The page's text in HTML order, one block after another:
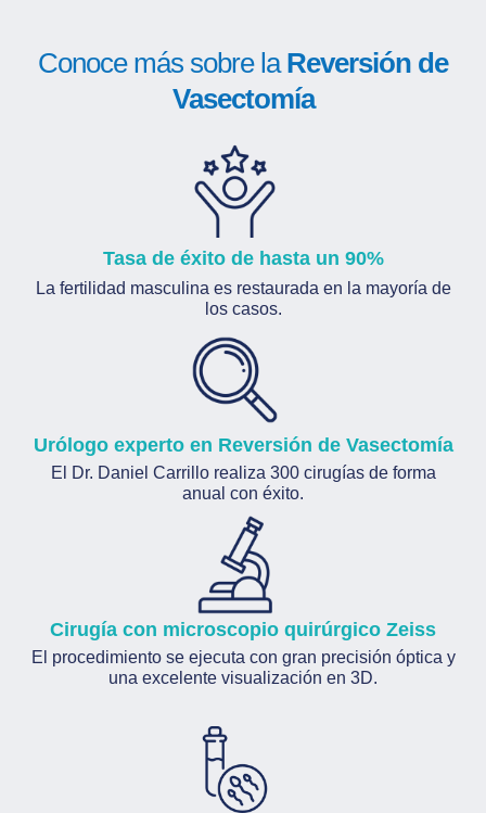
Conoce más sobre laReversión de
Vasectomía
Tasa de éxito de hasta un 90%
La fertilidad masculina es restaurada en la mayoría de
los casos.
Urólogo experto en Reversión de Vasectomía
El Dr. Daniel Carrillo realiza 300 cirugías de forma
anual con éxito.
Cirugía con microscopio quirúrgico Zeiss
El procedimiento se ejecuta con gran precisión óptica y
una excelente visualización en 3D.